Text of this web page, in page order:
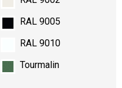
RAL 9005
RAL 9010
Tourmalin